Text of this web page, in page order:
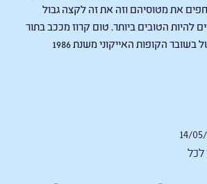
את מטוסיהם וזה את זה לקצה גבול
להיות הטובים ביותר. טום קרוז מככב בתור
פיט "מאווריק" מיטשל בשובר הקופות האייקוני משנת 1986
לכל